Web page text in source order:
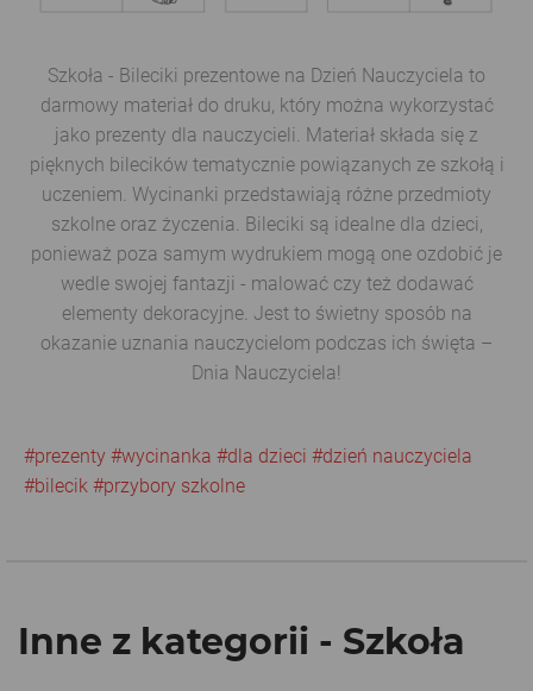
Szkoła - Bileciki prezentowe na Dzień Nauczyciela to
darmowy materiał do druku, który można wykorzystać
jako prezenty dla nauczycieli. Materiał składa się z
pięknych bilecików tematycznie powiązanych ze szkołą i
uczeniem. Wycinanki przedstawiają różne przedmioty
szkolne oraz życzenia. Bileciki są idealne dla dzieci,
ponieważ poza samym wydrukiem mogą one ozdobić je
wedle swojej fantazji - malować czy też dodawać
elementy dekoracyjne. Jest to świetny sposób na
okazanie uznania nauczycielom podczas ich święta –
Dnia Nauczyciela!
#prezenty #wycinanka #dla dzieci #dzień nauczyciela
#bilecik #przybory szkolne
Inne z kategorii - Szkoła